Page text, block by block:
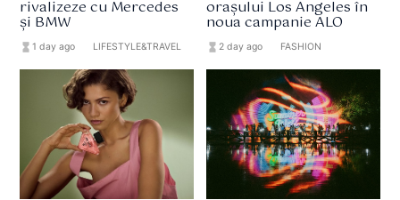
rivalizeze cu Mercedes
și BMW
hourglass_full1 day ago LIFESTYLE&TRAVEL
orașului Los Angeles în
noua campanie ALO
hourglass_full 2 day ago FASHION